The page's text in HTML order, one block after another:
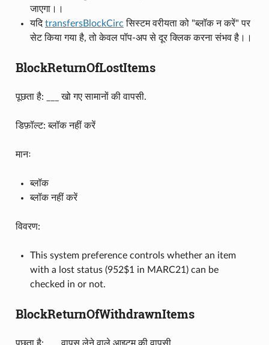
जाएगा।।
यदिtransfersBlockCirc सिस्टम वरीयता को "ब्लॉक न करें" पर
सेट किया गया है, तो केवल पॉप-अप से दूर क्लिक करना संभव है।।
BlockReturnOfLostItems
पूछता है: ___ खो गए सामानों की वापसी.
डिफ़ॉल्ट: ब्लॉक नहीं करें
मानः
ब्लॉक
ब्लॉक नहीं करें
विवरण:
This system preference controls whether an item
with a lost status (952$1 in MARC21) can be
checked in or not.
BlockReturnOfWithdrawnItems